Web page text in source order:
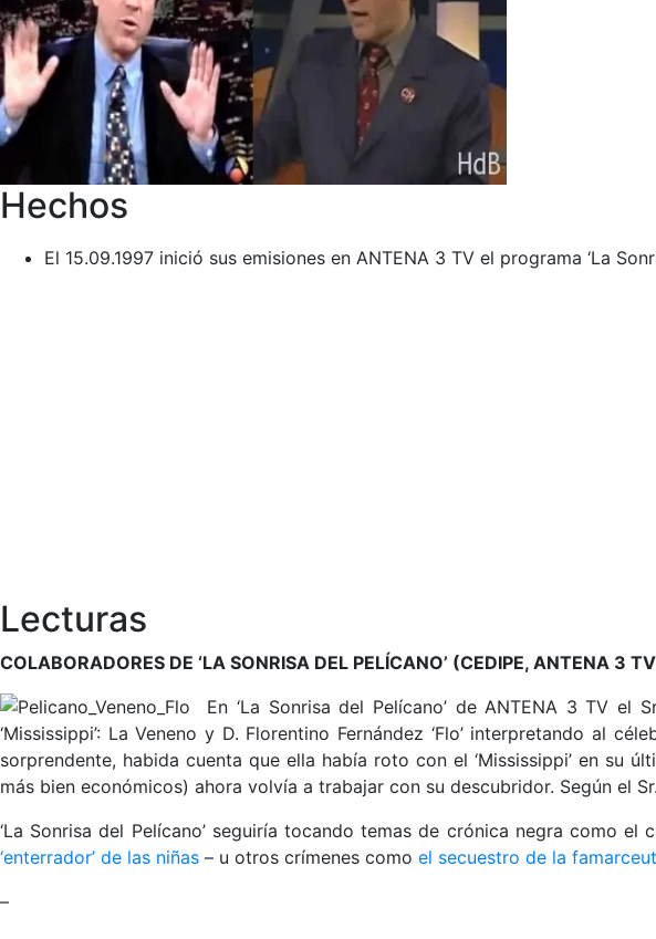
Hechos
El 15.09.1997 inició sus emisiones en ANTENA 3 TV el programa ‘La
Lecturas
COLABORADORES DE ‘LA SONRISA DEL PELÍCANO’ (CEDIPE, ANTENA 3
En ‘La Sonrisa del Pelícano’ de ANTENA 3 TV
‘Mississippi’: La Veneno y D. Florentino Fernández ‘Flo’ interpretando al
sorprendente, habida cuenta que ella había roto con el ‘Mississippi’ en su
más bien económicos) ahora volvía a trabajar con su descubridor. Según el
‘La Sonrisa del Pelícano’ seguiría tocando temas de crónica negra como
‘enterrador’ de las niñas – u otros crímenes como el secuestro de la
–